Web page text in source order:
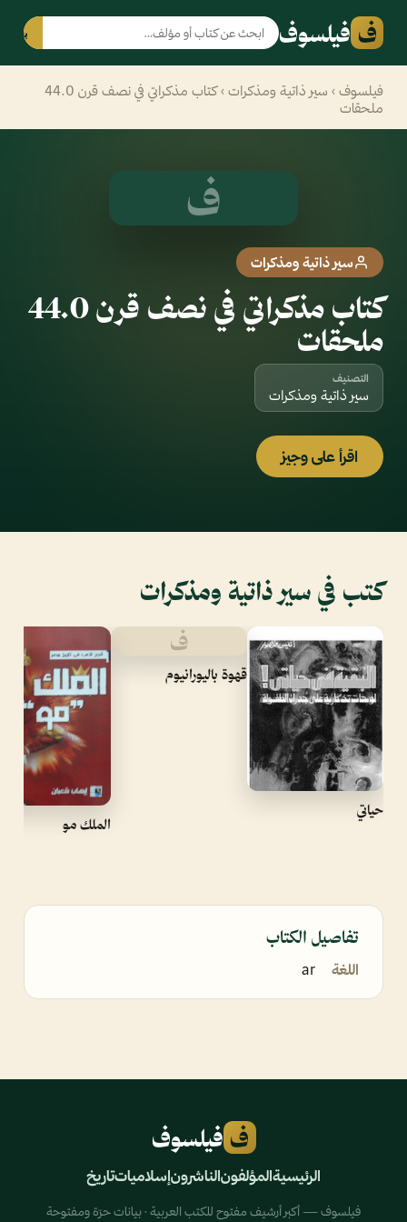
ف فيلسوف بحث
فيلسوف › سير ذاتية ومذكرات
› كتاب مذكراتي في نصف قرن 44.0
ملحقات
ف
سير ذاتية ومذكرات
كتاب مذكراتي في نصف قرن 44.0
ملحقات
التصنيف
سير ذاتية ومذكرات
اقرأ على وجيز
كتب في سير ذاتية ومذكرات
حياتي
ف
قهوة باليورانيوم
الملك مو
تفاصيل الكتاب
اللغة ar
ف فيلسوف
الرئيسيةالمؤلفونالناشرونإسلامياتتاريخ
فيلسوف — أكبر أرشيف مفتوح للكتب العربية · بيانات حرّة ومفتوحة